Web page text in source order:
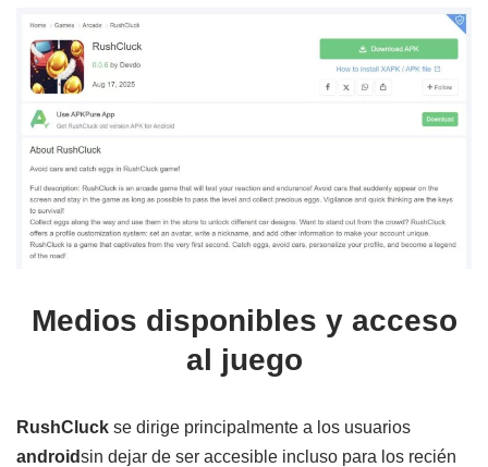
Medios disponibles y acceso
al juego
RushCluck se dirige principalmente a los usuarios
androidsin dejar de ser accesible incluso para los recién